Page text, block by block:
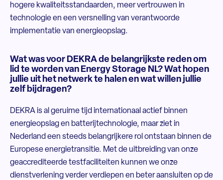
hogere kwaliteitsstandaarden, meer vertrouwen in
technologie en een versnelling van verantwoorde
implementatie van energieopslag.
Wat was voor DEKRA de belangrijkste reden om
lid te worden van Energy Storage NL? Wat hopen
jullie uit het netwerk te halen en wat willen jullie
zelf bijdragen?
DEKRA is al geruime tijd internationaal actief binnen
energieopslag en batterijtechnologie, maar ziet in
Nederland een steeds belangrijkere rol ontstaan binnen de
Europese energietransitie. Met de uitbreiding van onze
geaccrediteerde testfaciliteiten kunnen we onze
dienstverlening verder verdiepen en beter aansluiten op de